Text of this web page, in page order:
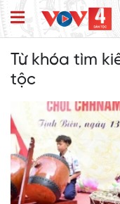
Từ khóa tìm
tộc